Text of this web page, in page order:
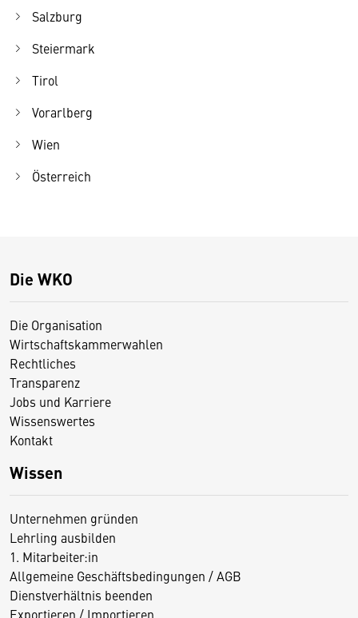
Salzburg
Steiermark
Tirol
Vorarlberg
Wien
Österreich
Die WKO
Die Organisation
Wirtschaftskammerwahlen
Rechtliches
Transparenz
Jobs und Karriere
Wissenswertes
Kontakt
Wissen
Unternehmen gründen
Lehrling ausbilden
1. Mitarbeiter:in
Allgemeine Geschäftsbedingungen / AGB
Dienstverhältnis beenden
Exportieren / Importieren